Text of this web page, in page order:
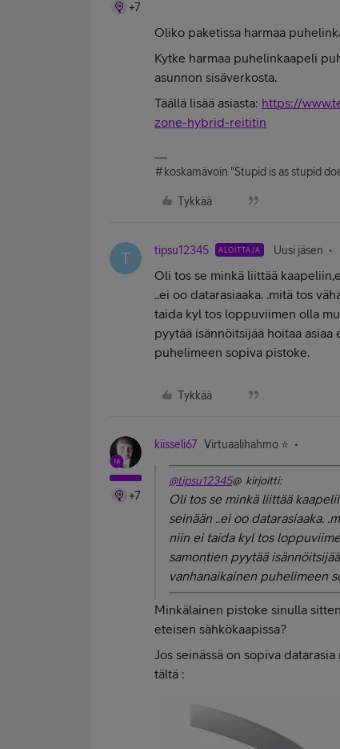
+7
Oliko paketissa harmaa
Kytke harmaa puhelinkaapeli
asunnon sisäverkosta.
Täällä lisää asiasta: https://
zone-hybrid-reititin
#koskamävoin "Stupid is as stupid
Tykkää
T tipsu12345 ALOITTAJA Uusi jäsen
Oli tos se minkä liittää
..ei oo datarasiaaka. .mitä tos
taida kyl tos loppuviimen olla
pyytää isännöitsijää hoitaa
puhelimeen sopiva pistoke.
Tykkää
+7
kiisseli67 Virtuaalihahmo ⭐️
@tipsu12345@ kirjoitti:
Oli tos se minkä liittää
seinään ..ei oo datarasiaaka.
niin ei taida kyl tos
samontien pyytää
vanhanaikainen puhelimeen
Minkälainen pistoke sinulla
eteisen sähkökaapissa?
Jos seinässä on sopiva
tältä :